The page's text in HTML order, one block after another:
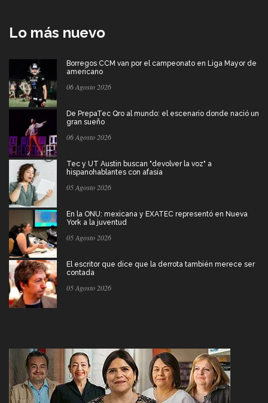
Lo más nuevo
Borregos CCM van por el campeonato en Liga Mayor de
americano
06 Agosto 2026
De PrepaTec Qro al mundo: el escenario donde nació un
gran sueño
06 Agosto 2026
Tec y UT Austin buscan "devolver la voz" a
hispanohablantes con afasia
05 Agosto 2026
En la ONU: mexicana y EXATEC representó en Nueva
York a la juventud
05 Agosto 2026
El escritor que dice que la derrota también merece ser
contada
05 Agosto 2026